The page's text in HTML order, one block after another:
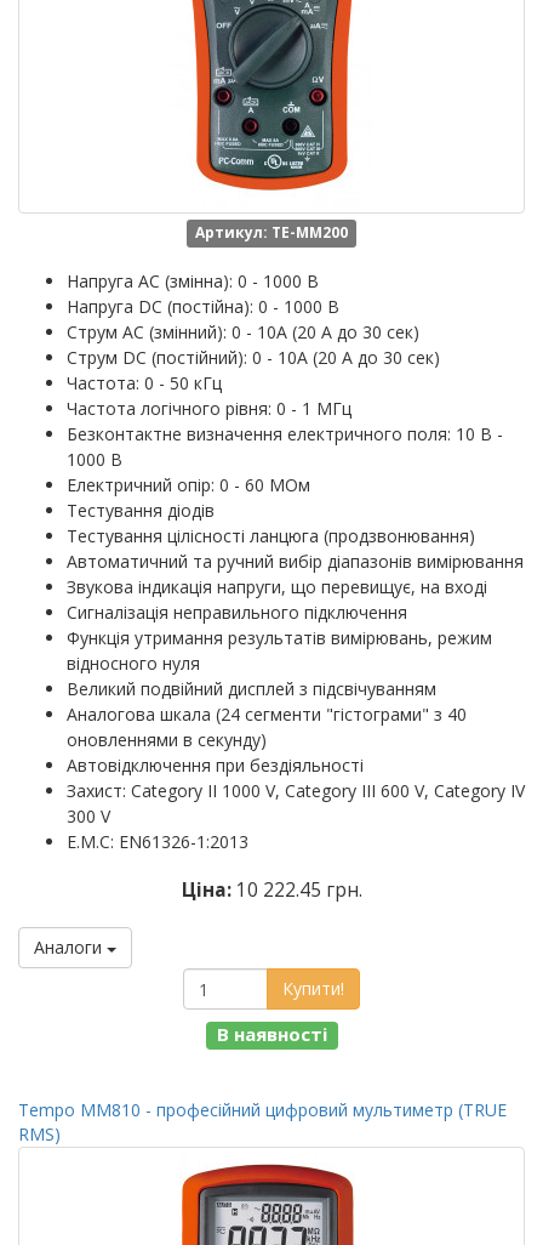
Артикул: TE-MM200
Напруга AC (змінна): 0 - 1000 В
Напруга DC (постійна): 0 - 1000 В
Струм АС (змінний): 0 - 10А (20 А до 30 сек)
Струм DС (постійний): 0 - 10А (20 А до 30 сек)
Частота: 0 - 50 кГц
Частота логічного рівня: 0 - 1 МГц
Безконтактне визначення електричного поля: 10 В -
1000 В
Електричний опір: 0 - 60 МОм
Тестування діодів
Тестування цілісності ланцюга (продзвонювання)
Автоматичний та ручний вибір діапазонів вимірювання
Звукова індикація напруги, що перевищує, на вході
Сигналізація неправильного підключення
Функція утримання результатів вимірювань, режим
відносного нуля
Великий подвійний дисплей з підсвічуванням
Аналогова шкала (24 сегменти "гістограми" з 40
оновленнями в секунду)
Автовідключення при бездіяльності
Захист: Category II 1000 V, Category III 600 V, Category IV
300 V
E.M.C: EN61326-1:2013
Ціна: 10 222.45 грн.
Аналоги
Купити!
В наявності
Tempo MM810 - професійний цифровий мультиметр (TRUE
RMS)